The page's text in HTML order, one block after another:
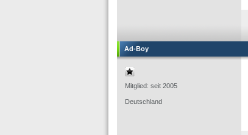
Ad-Boy
Mitglied: seit 2005
Deutschland